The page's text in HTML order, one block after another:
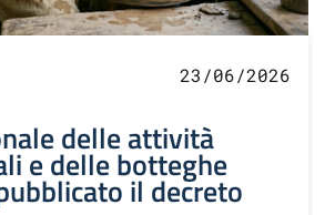
23/06/2026
delle attività
e delle botteghe
il decreto